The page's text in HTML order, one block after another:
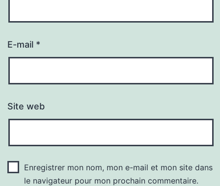
E-mail *
Site web
Enregistrer mon nom, mon e-mail et mon site dans
le navigateur pour mon prochain commentaire.